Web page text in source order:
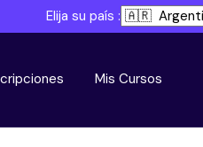
Elija su país :
Mis Cursos